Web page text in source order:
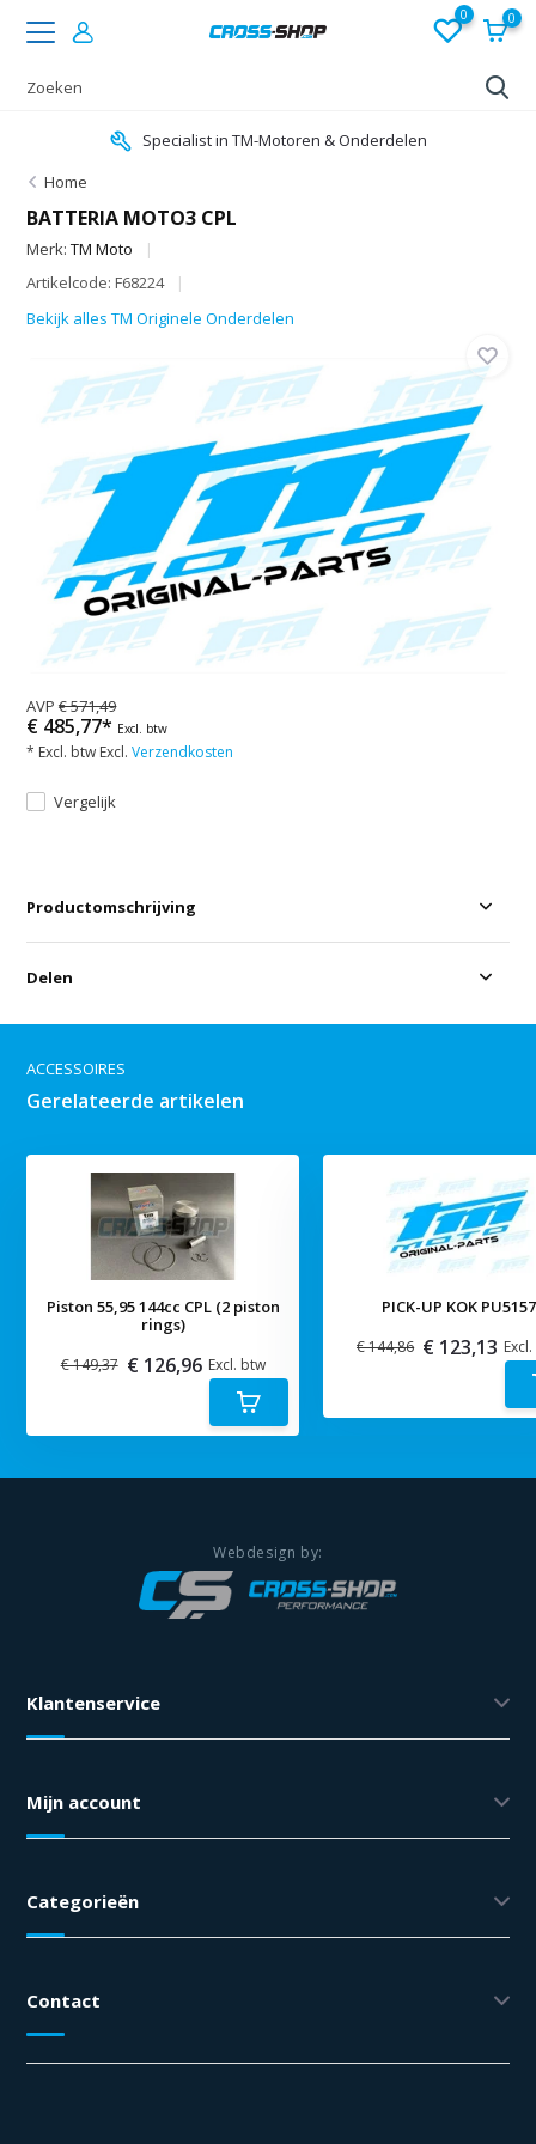
0 0
Specialist in TM-Motoren & Onderdelen
Home
BATTERIA MOTO3 CPL
Merk:TM Moto
Artikelcode: F68224
Bekijk alles TM Originele Onderdelen
AVP€ 571,49
€ 485,77* Excl. btw
* Excl. btw Excl.Verzendkosten
Vergelijk
Productomschrijving
Delen
ACCESSOIRES
Gerelateerde artikelen
Piston 55,95 144cc CPL (2 piston
rings)
€ 149,37 € 126,96 Excl. btw
PICK-UP KOK PU5157
€ 144,86 € 123,13
Klantenservice
Mijn account
Categorieën
Contact